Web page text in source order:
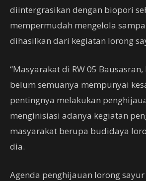
diintergrasikan dengan biopori
mempermudah mengelola
dihasilkan dari kegiatan lorong
“Masyarakat di RW 05
belum semuanya mempunyai
pentingnya melakukan
menginisiasi adanya kegiatan
masyarakat berupa budidaya
dia.
Agenda penghijauan lorong